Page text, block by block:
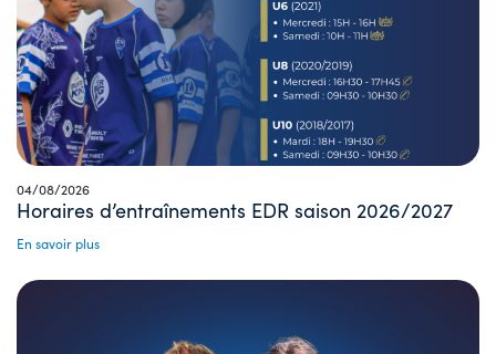
04/08/2026
Horaires d’entraînements EDR saison 2026/2027
En savoir plus